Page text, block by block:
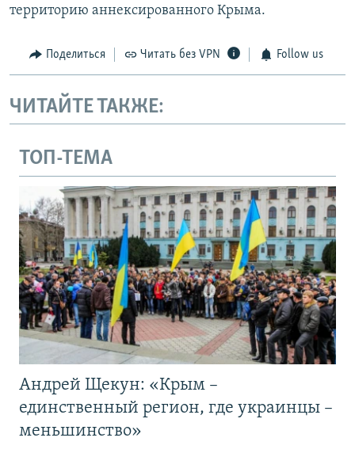
территорию аннексированного Крыма.
Поделиться Читать без VPN Follow us
ЧИТАЙТЕ ТАКЖЕ:
ТОП-ТЕМА
Андрей Щекун: «Крым –
единственный регион, где украинцы –
меньшинство»